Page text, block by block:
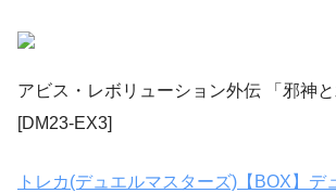
アビス・レボリューション外伝 「邪神と
[DM23-EX3]
トレカ(デュエルマスターズ)【BOX】デ